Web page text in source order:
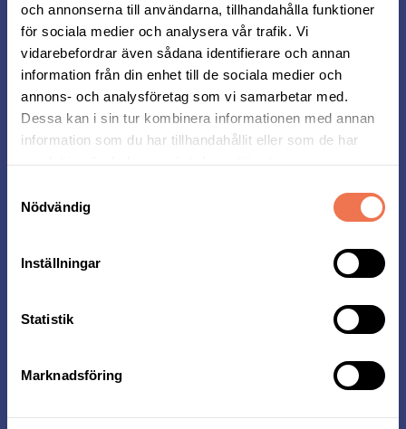
och annonserna till användarna, tillhandahålla funktioner
för sociala medier och analysera vår trafik. Vi
vidarebefordrar även sådana identifierare och annan
information från din enhet till de sociala medier och
annons- och analysföretag som vi samarbetar med.
Dessa kan i sin tur kombinera informationen med annan
information som du har tillhandahållit eller som de har
samlat in när du har använt deras tjänster.
Nödvändig
Inställningar
Statistik
Marknadsföring
I startpaketet ingår din tröja, ett chip att fästa
på skon och eventuellt medaljband.
Om du vill ha tröjan hemskickad beställer du
det vid anmälan senast den 9 juni.
Se butiker
Distans t.o.m. 30/11 t.o.m. 31/5
5 km 499 kr 549 kr 599 kr